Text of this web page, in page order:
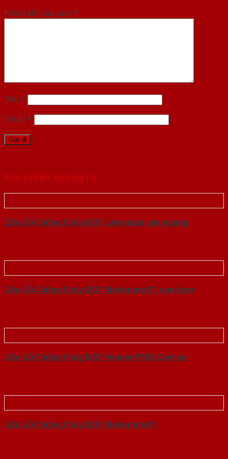
Nhận xét của bạn *
Tên *
Email *
Sản phẩm tương tự
Cửa Gỗ Chống Cháy MDF Laminate van ngang
Cửa Gỗ Chống Cháy MDF Melamine P1 van kem
Cửa Gỗ Chống Cháy MDF Veneer P1R2 Cam xe
Cửa Gỗ Chống Cháy MDF Melamine P1